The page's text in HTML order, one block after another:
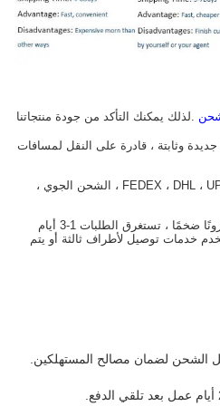
.لذلك يمكنك التأكد من جودة منتجاتنا
جديدة وثابتة ، قادرة على النقل لمسافات
3) الشحن مقبول: FEDEX ، DHL ، UPS ، TNT ، EMS ، الشحن الجوي ،
4) وقت التسليم: نظرًا لأن لدينا مخزونًا ضخمًا ، تستغرق الطلبات 1-3 أيام
خدمات توصيل لأطراف ثالثة أو يتم
الشحن لضمان مصالح المستهلكين.